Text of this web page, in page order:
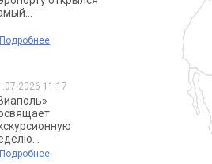
Подробнее
11:17
Подробнее